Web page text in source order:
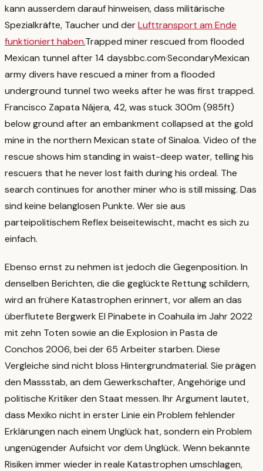
kann ausserdem darauf hinweisen, dass militärische
Spezialkräfte, Taucher und derLufttransport am Ende
funktioniert haben.Trapped miner rescued from flooded
Mexican tunnel after 14 daysbbc.com·SecondaryMexican
army divers have rescued a miner from a flooded
underground tunnel two weeks after he was first trapped.
Francisco Zapata Nájera, 42, was stuck 300m (985ft)
below ground after an embankment collapsed at the gold
mine in the northern Mexican state of Sinaloa. Video of the
rescue shows him standing in waist-deep water, telling his
rescuers that he never lost faith during his ordeal. The
search continues for another miner who is still missing. Das
sind keine belanglosen Punkte. Wer sie aus
parteipolitischem Reflex beiseitewischt, macht es sich zu
einfach.
Ebenso ernst zu nehmen ist jedoch die Gegenposition. In
denselben Berichten, die die geglückte Rettung schildern,
wird an frühere Katastrophen erinnert, vor allem an das
überflutete Bergwerk El Pinabete in Coahuila im Jahr 2022
mit zehn Toten sowie an die Explosion in Pasta de
Conchos 2006, bei der 65 Arbeiter starben. Diese
Vergleiche sind nicht bloss Hintergrundmaterial. Sie prägen
den Massstab, an dem Gewerkschafter, Angehörige und
politische Kritiker den Staat messen. Ihr Argument lautet,
dass Mexiko nicht in erster Linie ein Problem fehlender
Erklärungen nach einem Unglück hat, sondern ein Problem
ungenügender Aufsicht vor dem Unglück. Wenn bekannte
Risiken immer wieder in reale Katastrophen umschlagen,